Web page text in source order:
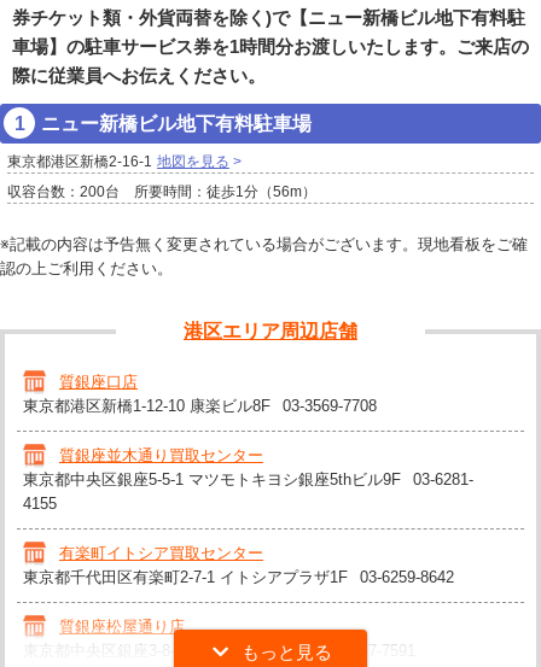
券チケット類・外貨両替を除く)で【ニュー新橋ビル地下有料駐
車場】の駐車サービス券を1時間分お渡しいたします。ご来店の
際に従業員へお伝えください。
ニュー新橋ビル地下有料駐車場
東京都港区新橋2-16-1 地図を見る
収容台数：200台 所要時間：徒歩1分（56m）
※記載の内容は予告無く変更されている場合がございます。現地看板をご確
認の上ご利用ください。
港区エリア周辺店舗
質銀座口店
東京都港区新橋1-12-10 康楽ビル8F
03-3569-7708
質銀座並木通り買取センター
東京都中央区銀座5-5-1 マツモトキヨシ銀座5thビル9F
03-6281-
4155
有楽町イトシア買取センター
東京都千代田区有楽町2-7-1 イトシアプラザ1F
03-6259-8642
質銀座松屋通り店
東京都中央区銀座3-8-12 大広朝日ビル5F
03-5537-7591